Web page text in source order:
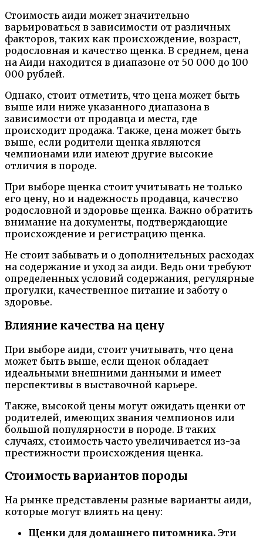
Стоимость аиди может значительно
варьироваться в зависимости от различных
факторов, таких как происхождение, возраст,
родословная и качество щенка. В среднем, цена
на Аиди находится в диапазоне от 50 000 до 100
000 рублей.
Однако, стоит отметить, что цена может быть
выше или ниже указанного диапазона в
зависимости от продавца и места, где
происходит продажа. Также, цена может быть
выше, если родители щенка являются
чемпионами или имеют другие высокие
отличия в породе.
При выборе щенка стоит учитывать не только
его цену, но и надежность продавца, качество
родословной и здоровье щенка. Важно обратить
внимание на документы, подтверждающие
происхождение и регистрацию щенка.
Не стоит забывать и о дополнительных расходах
на содержание и уход за аиди. Ведь они требуют
определенных условий содержания, регулярные
прогулки, качественное питание и заботу о
здоровье.
Влияние качества на цену
При выборе аиди, стоит учитывать, что цена
может быть выше, если щенок обладает
идеальными внешними данными и имеет
перспективы в выставочной карьере.
Также, высокой цены могут ожидать щенки от
родителей, имеющих звания чемпионов или
большой популярности в породе. В таких
случаях, стоимость часто увеличивается из-за
престижности происхождения щенка.
Стоимость вариантов породы
На рынке представлены разные варианты аиди,
которые могут влиять на цену:
Щенки для домашнего питомника. Эти